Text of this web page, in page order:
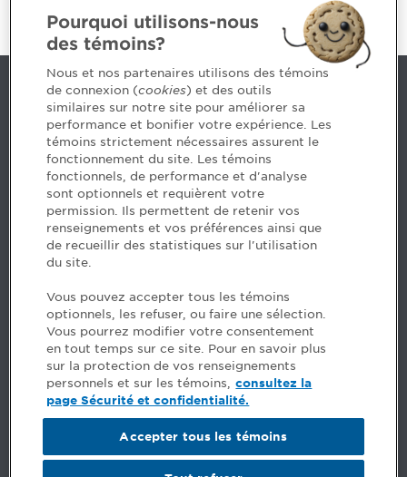
emploiCPA@cpaquebec.ca
Contact us
514 788-1376 1 800 363-4688 [3033]
emploiCPA@cpaquebec.ca
5, Place Ville Marie, bureau 800, Montréal
(Québec)H3B 2G2
www.cpaquebec.ca
Facebook – CPA
Instagram
LinkedIn - CPA
LinkedIn - Emploi CPA
TikTok
YouTube
Security and privacy
Pourquoi utilisons-nous
des témoins?
Nous et nos partenaires utilisons des témoins
de connexion (cookies) et des outils
similaires sur notre site pour améliorer sa
performance et bonifier votre expérience. Les
témoins strictement nécessaires assurent le
fonctionnement du site. Les témoins
fonctionnels, de performance et d'analyse
sont optionnels et requièrent votre
permission. Ils permettent de retenir vos
renseignements et vos préférences ainsi que
de recueillir des statistiques sur l'utilisation
du site.
Vous pouvez accepter tous les témoins
optionnels, les refuser, ou faire une sélection.
Vous pourrez modifier votre consentement
en tout temps sur ce site. Pour en savoir plus
sur la protection de vos renseignements
personnels et sur les témoins, consultez la
page Sécurité et confidentialité.
Accepter tous les témoins